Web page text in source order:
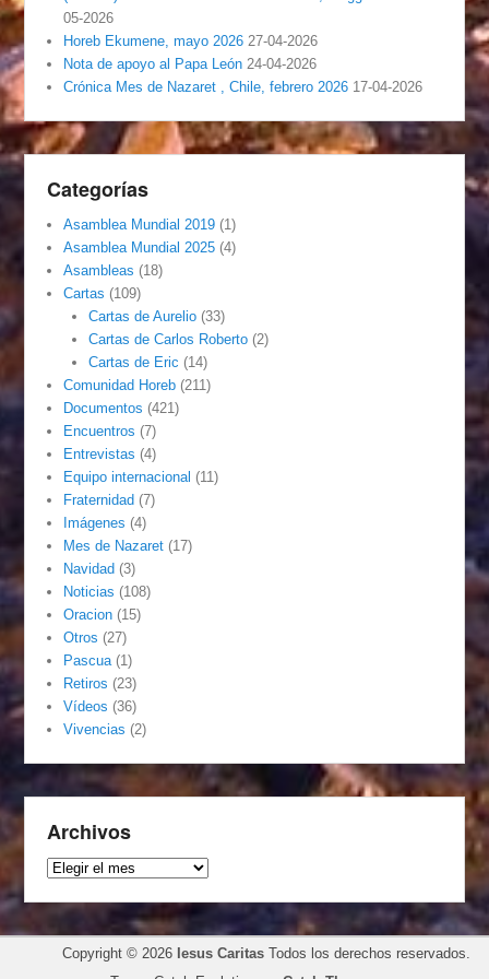
05-2026
Horeb Ekumene, mayo 2026 27-04-2026
Nota de apoyo al Papa León 24-04-2026
Crónica Mes de Nazaret , Chile, febrero 2026 17-04-2026
Categorías
Asamblea Mundial 2019 (1)
Asamblea Mundial 2025 (4)
Asambleas (18)
Cartas (109)
Cartas de Aurelio(33)
Cartas de Carlos Roberto(2)
Cartas de Eric (14)
Comunidad Horeb (211)
Documentos (421)
Encuentros (7)
Entrevistas (4)
Equipo internacional (11)
Fraternidad (7)
Imágenes (4)
Mes de Nazaret (17)
Navidad (3)
Noticias (108)
Oracion (15)
Otros (27)
Pascua(1)
Retiros (23)
Vídeos (36)
Vivencias (2)
Archivos
Archivos
Copyright © 2026 Iesus Caritas Todos los derechos reservados.